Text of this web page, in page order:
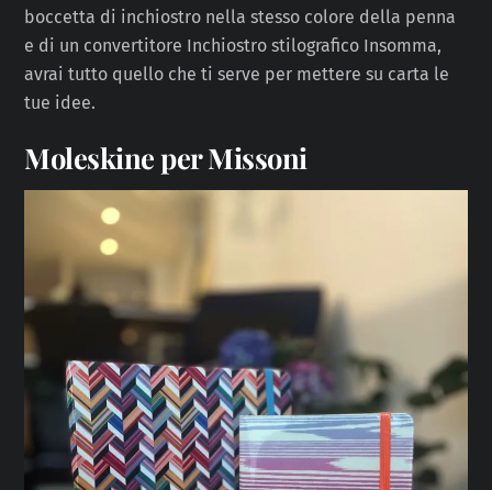
boccetta di inchiostro nella stesso colore della penna
e di un convertitore Inchiostro stilografico Insomma,
avrai tutto quello che ti serve per mettere su carta le
tue idee.
Moleskine per Missoni